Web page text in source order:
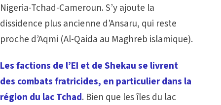
Nigeria-Tchad-Cameroun. S’y ajoute la
dissidence plus ancienne d’Ansaru, qui reste
proche d’Aqmi (Al-Qaida au Maghreb islamique).
Les factions de l’EI et de Shekau se livrent
des combats fratricides, en particulier dans la
région du lac Tchad. Bien que les îles du lac